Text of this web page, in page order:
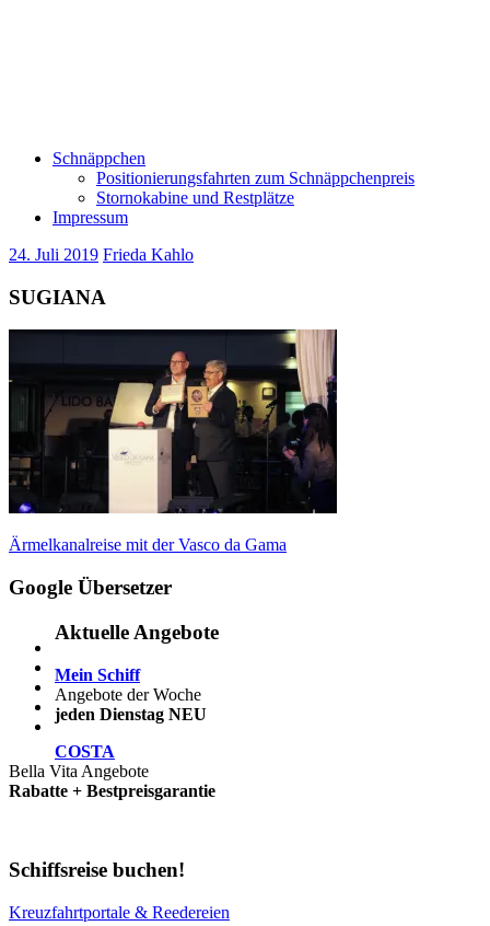
Schnäppchen
Positionierungsfahrten zum Schnäppchenpreis
Stornokabine und Restplätze
Impressum
24. Juli 2019 Frieda Kahlo
SUGIANA
Beitragsnavigation
Vorheriger
Ärmelkanalreise mit der Vasco da Gama
Google Übersetzer
Aktuelle Angebote
Mein Schiff
Angebote der Woche
jeden Dienstag NEU
COSTA
Bella Vita Angebote
Rabatte + Bestpreisgarantie
Schiffsreise buchen!
Kreuzfahrtportale & Reedereien